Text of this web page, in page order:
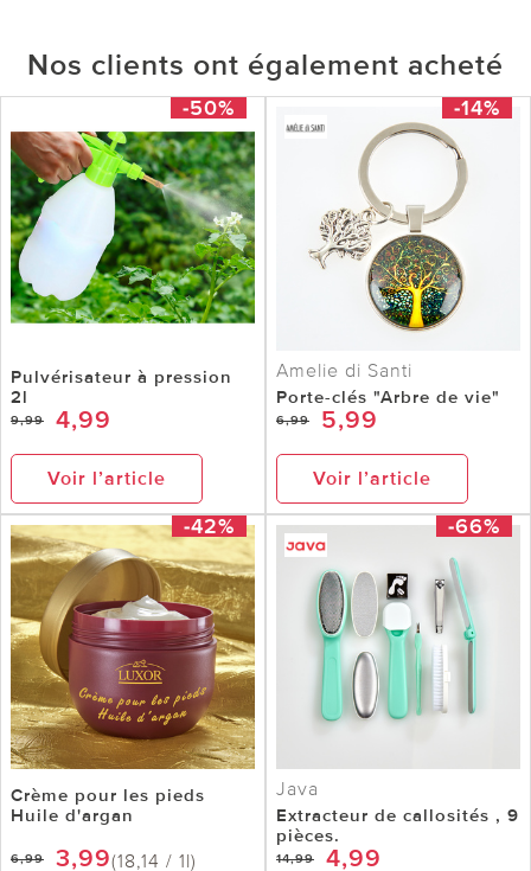
Nos clients ont également acheté
-50%
Pulvérisateur à pression
2l
9,99 4,99
Voir l’article
-14%
Amelie di Santi
Porte-clés "Arbre de vie"
6,99 5,99
Voir l’article
-42%
Crème pour les pieds
Huile d'argan
6,99 3,99(18,14 / 1l)
-66%
Java
Extracteur de callosités , 9
pièces.
14,99 4,99